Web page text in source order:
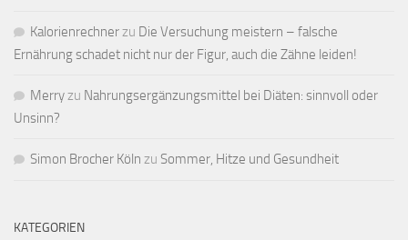
Kalorienrechnerzu Die Versuchung meistern – falsche
Ernährung schadet nicht nur der Figur, auch die Zähne leiden!
Merryzu Nahrungsergänzungsmittel bei Diäten: sinnvoll oder
Unsinn?
Simon Brocher Köln zu Sommer, Hitze und Gesundheit
KATEGORIEN